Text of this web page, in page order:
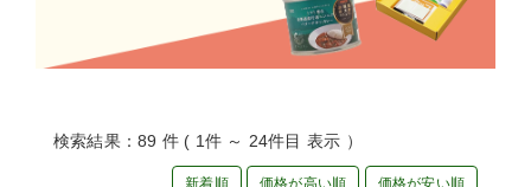
検索結果：89 件 ( 1件 ～ 24件目 表示 ）
新着順 価格が高い順 価格が安い順